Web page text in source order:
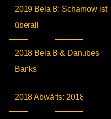
2019 Bela B: Scharnow ist
überall
2018 Bela B & Danubes
Banks
2018 Abwärts: 2018